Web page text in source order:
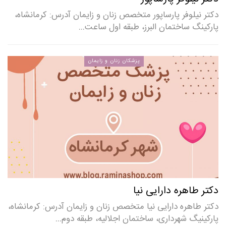
دکتر نیلوفر پارساپور متخصص زنان و زایمان آدرس: کرمانشاه،
پارکینگ ساختمان البرز، طبقه اول ساعت…
پزشکان زنان و زایمان
دکتر طاهره دارایی نیا
دکتر طاهره دارایی نیا متخصص زنان و زایمان آدرس: کرمانشاه،
پارکینیگ شهرداری، ساختمان اجلالیه، طبقه دوم…